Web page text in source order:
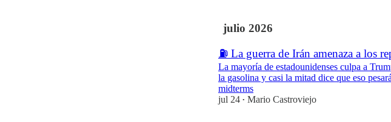
julio 2026
⛽ La guerra de Irán amenaza a los
La mayoría de estadounidenses culpa a
la gasolina y casi la mitad dice que eso
midterms
jul 24 • Mario Castroviejo